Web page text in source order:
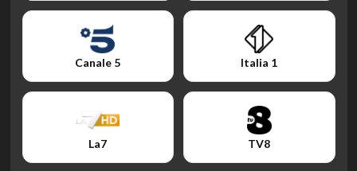
Canale 5 Italia 1
La7 TV8